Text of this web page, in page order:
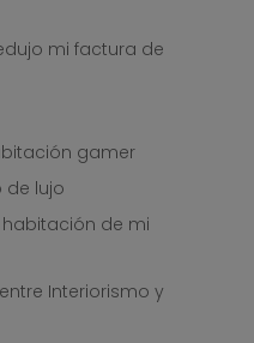
mi factura de
gamer
de lujo
de mi
Interiorismo y